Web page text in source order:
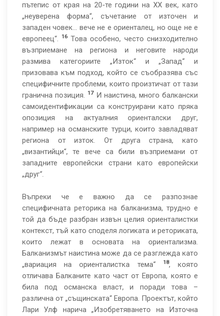
пътепис от края на 20-те години на ХХ век, като
„неуверена форма“, съчетание от източен и
западен човек… вече не е ориенталец, но още не е
европеец“.
16Това особено, често снизходително
възприемане на региона и неговите народи
размива категориите „Изток“ и „Запад“ и
призовава към подход, който се съобразява със
специфичните проблеми, които произтичат от тази
гранична позиция. 17И наистина, много балкански
самоидентификации са конструирани като пряка
опозиция на актуалния ориенталски друг,
например на османските турци, които завладяват
региона от изток. От друга страна, като
„византийци“, те вече са били възприемани от
западните европейски страни като европейски
„друг“.
Въпреки че е важно да се разпознае
специфичната реторика на балканизма, трудно е
той да бъде разбран извън целия ориенталистки
контекст, тъй като споделя логиката и реториката,
които лежат в основата на ориентализма.
Балканизмът наистина може да се разглежда като
„вариация на ориенталистка тема“
18, която
отличава Балканите като част от Европа, която е
била под османска власт, и поради това –
различна от „същинската“ Европа. Проектът, който
Лари Улф нарича „Изобретяването на Източна